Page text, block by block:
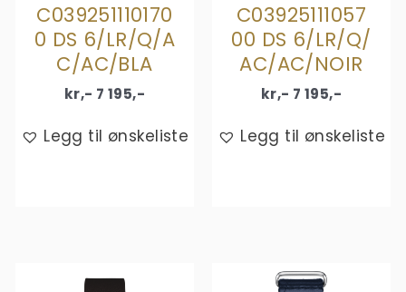
C039251110170
0 DS 6/LR/Q/A
C/AC/BLA
kr,- 7 195,-
Legg til ønskeliste
C03925111057
00 DS 6/LR/Q/
AC/AC/NOIR
kr,- 7 195,-
Legg til ønskeliste